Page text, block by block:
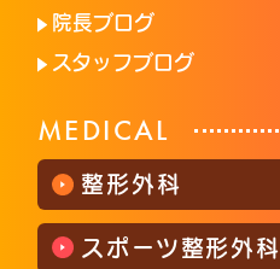
院長ブログ
スタッフブログ
MEDICAL
整形外科
スポーツ整形外科